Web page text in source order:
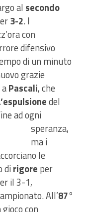
al secondo
3-2. I
con
difensivo
di un minuto
grazie
Pascali, che
del
ad ogni
speranza,
ma i
le
dirigore per
il 3-1,
All’87°
con